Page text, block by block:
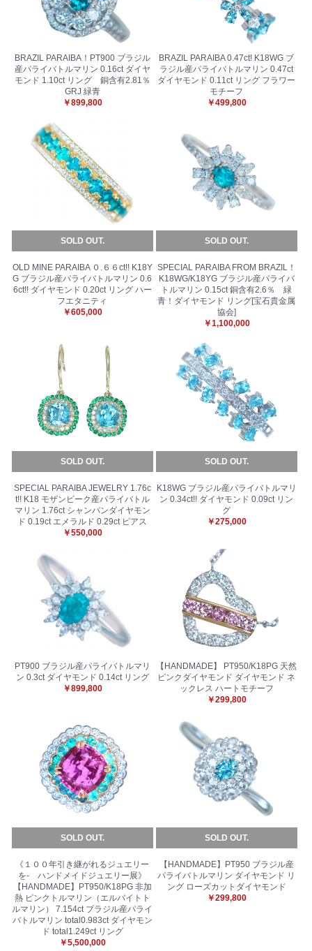
BRAZIL PARAIBA！PT900 ブラジル
産パライバトルマリン 0.16ct ダイヤ
モンド 1.10ct リング 銅含有2.81％
GRJ 緑青
￥899,800
BRAZIL PARAIBA 0.47ct! K18WG ブ
ラジル産パライバトルマリン 0.47ct
ダイヤモンド 0.11ct リング フラワー
モチーフ
￥499,800
SOLD OUT.
OLD MINE PARAIBA ０.６６ct!! K18Y
G ブラジル産パライバトルマリン 0.6
6ct!! ダイヤモンド 0.20ct リング ハー
フエタニティ
￥605,000
SOLD OUT.
SPECIAL PARAIBA FROM BRAZIL！
K18WG/K18YG ブラジル産パライバ
トルマリン 0.15ct 銅含有2.6％ 緑
青！ダイヤモンド リング[宝石貴金属
協会]
￥1,100,000
SOLD OUT.
SPECIAL PARAIBA JEWELRY 1.76c
t!! K18 モザンビーク産パライバトル
マリン 1.76ct シャンパンダイヤモン
ド 0.19ct エメラルド 0.29ct ピアス
￥550,000
SOLD OUT.
K18WG ブラジル産パライバトルマリ
ン 0.34ct!! ダイヤモンド 0.09ct リン
グ
￥275,000
PT900 ブラジル産パライバトルマリ
ン 0.3ct ダイヤモンド 0.14ct リング
￥899,800
【HANDMADE】 PT950/K18PG 天然
ピンクダイヤモンド ダイヤモンド ネ
ックレス ハートモチーフ
￥299,800
SOLD OUT.
《１００年引き継がれるジュエリー
を- ハンドメイドジュエリー展》
【HANDMADE】PT950/K18PG 非加
熱 ピンクトルマリン（エルバイトト
ルマリン） 7.154ct ブラジル産パライ
バトルマリン total0.983ct ダイヤモン
ド total1.249ct リング
￥5,500,000
SOLD OUT.
【HANDMADE】PT950 ブラジル産
パライバトルマリン ダイヤモンド リ
ング ローズカットダイヤモンド
￥299,800